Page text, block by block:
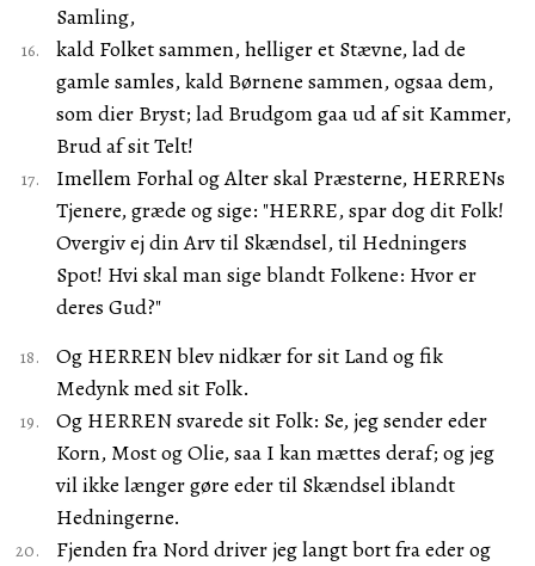
Samling,
kald Folket sammen, helliger et Stævne, lad de
gamle samles, kald Børnene sammen, ogsaa dem,
som dier Bryst; lad Brudgom gaa ud af sit Kammer,
Brud af sit Telt!
Imellem Forhal og Alter skal Præsterne, HERRENs
Tjenere, græde og sige: "HERRE, spar dog dit Folk!
Overgiv ej din Arv til Skændsel, til Hedningers
Spot! Hvi skal man sige blandt Folkene: Hvor er
deres Gud?"
Og HERREN blev nidkær for sit Land og fik
Medynk med sit Folk.
Og HERREN svarede sit Folk: Se, jeg sender eder
Korn, Most og Olie, saa I kan mættes deraf; og jeg
vil ikke længer gøre eder til Skændsel iblandt
Hedningerne.
Fjenden fra Nord driver jeg langt bort fra eder og